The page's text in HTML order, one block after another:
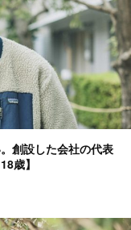
創設した会社の代表
歳】